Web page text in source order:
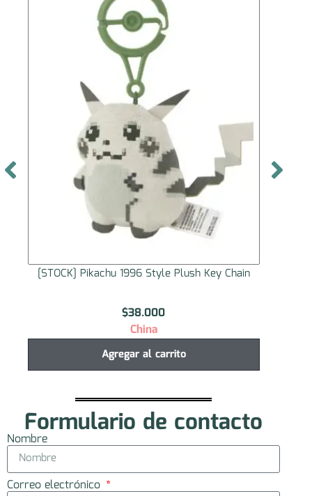
[STOCK] Peluche Chibi Ginpachi Sakata
$14.000
Agregar al carrito
Formulario de contacto
Nombre
Correo electrónico